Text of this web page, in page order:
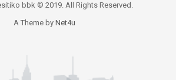
bbk © 2019. All Rights Reserved.
A Theme by Net4u